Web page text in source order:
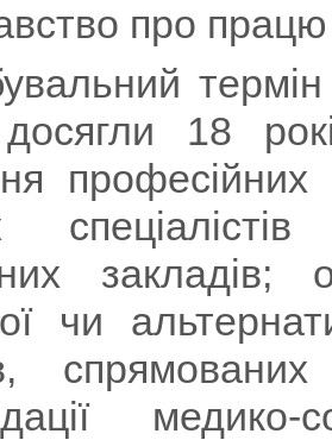
про
18
чи
медико-